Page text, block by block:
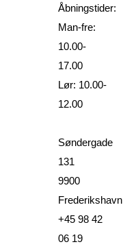
Åbningstider:
Man-fre:
10.00-
17.00
Lør: 10.00-
12.00
Søndergade
131
9900
Frederikshavn
+45 98 42
06 19